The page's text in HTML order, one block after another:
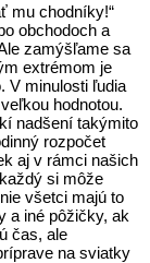
mu chodníky!“
obchodoch a
zamýšľame sa
extrémom je
V minulosti ľudia
hodnotou.
nadšení takýmito
rozpočet
aj v rámci našich
si môže
všetci majú to
a iné pôžičky, ak
čas, ale
na sviatky